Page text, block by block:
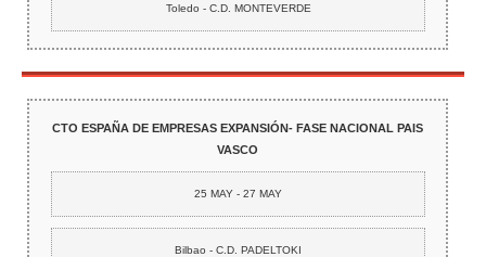
Toledo - C.D. MONTEVERDE
CTO ESPAÑA DE EMPRESAS EXPANSIÓN- FASE NACIONAL PAIS
VASCO
25 MAY - 27 MAY
Bilbao - C.D. PADELTOKI